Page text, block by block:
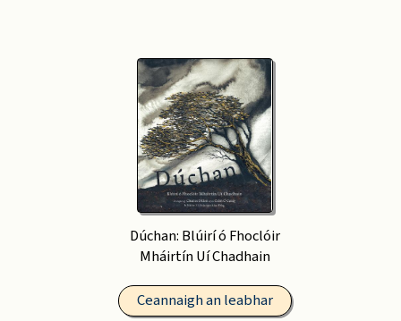
Dúchan: Blúirí ó Fhoclóir
Mháirtín Uí Chadhain
Ceannaigh an leabhar